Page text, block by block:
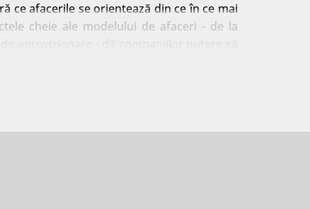
ce afacerile se orientează din ce în ce mai
cheie ale modelului de afaceri - de la